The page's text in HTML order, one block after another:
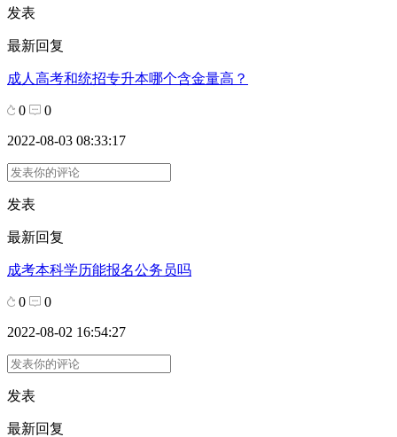
发表
最新回复
成人高考和统招专升本哪个含金量高？
0
0
2022-08-03 08:33:17
发表
最新回复
成考本科学历能报名公务员吗
0
0
2022-08-02 16:54:27
发表
最新回复